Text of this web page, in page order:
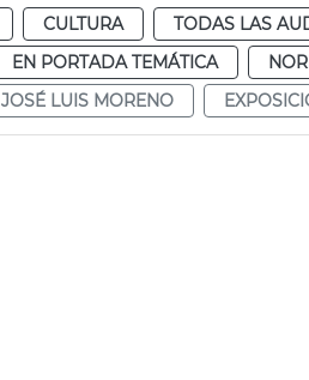
CULTURA TODAS LAS
EN PORTADA TEMÁTICA
JOSÉ LUIS MORENO